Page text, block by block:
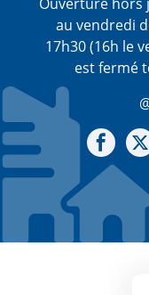
au vendredi
17h30 (16h le
est fermé